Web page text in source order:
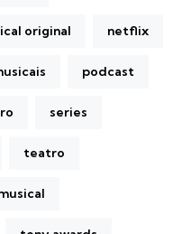
original netflix
podcast
series
teatro